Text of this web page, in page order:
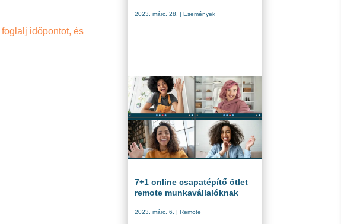
foglalj időpontot, és
2023. márc. 28. |Események
7+1 online csapatépítő ötlet
remote munkavállalóknak
2023. márc. 6. |Remote